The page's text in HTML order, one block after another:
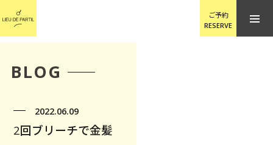
ご予約
RESERVE
BLOG
2022.06.09
2回ブリーチで金髪